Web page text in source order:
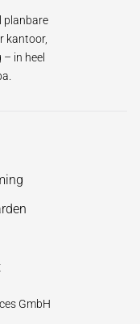
planbare
kantoor,
in heel
GmbH